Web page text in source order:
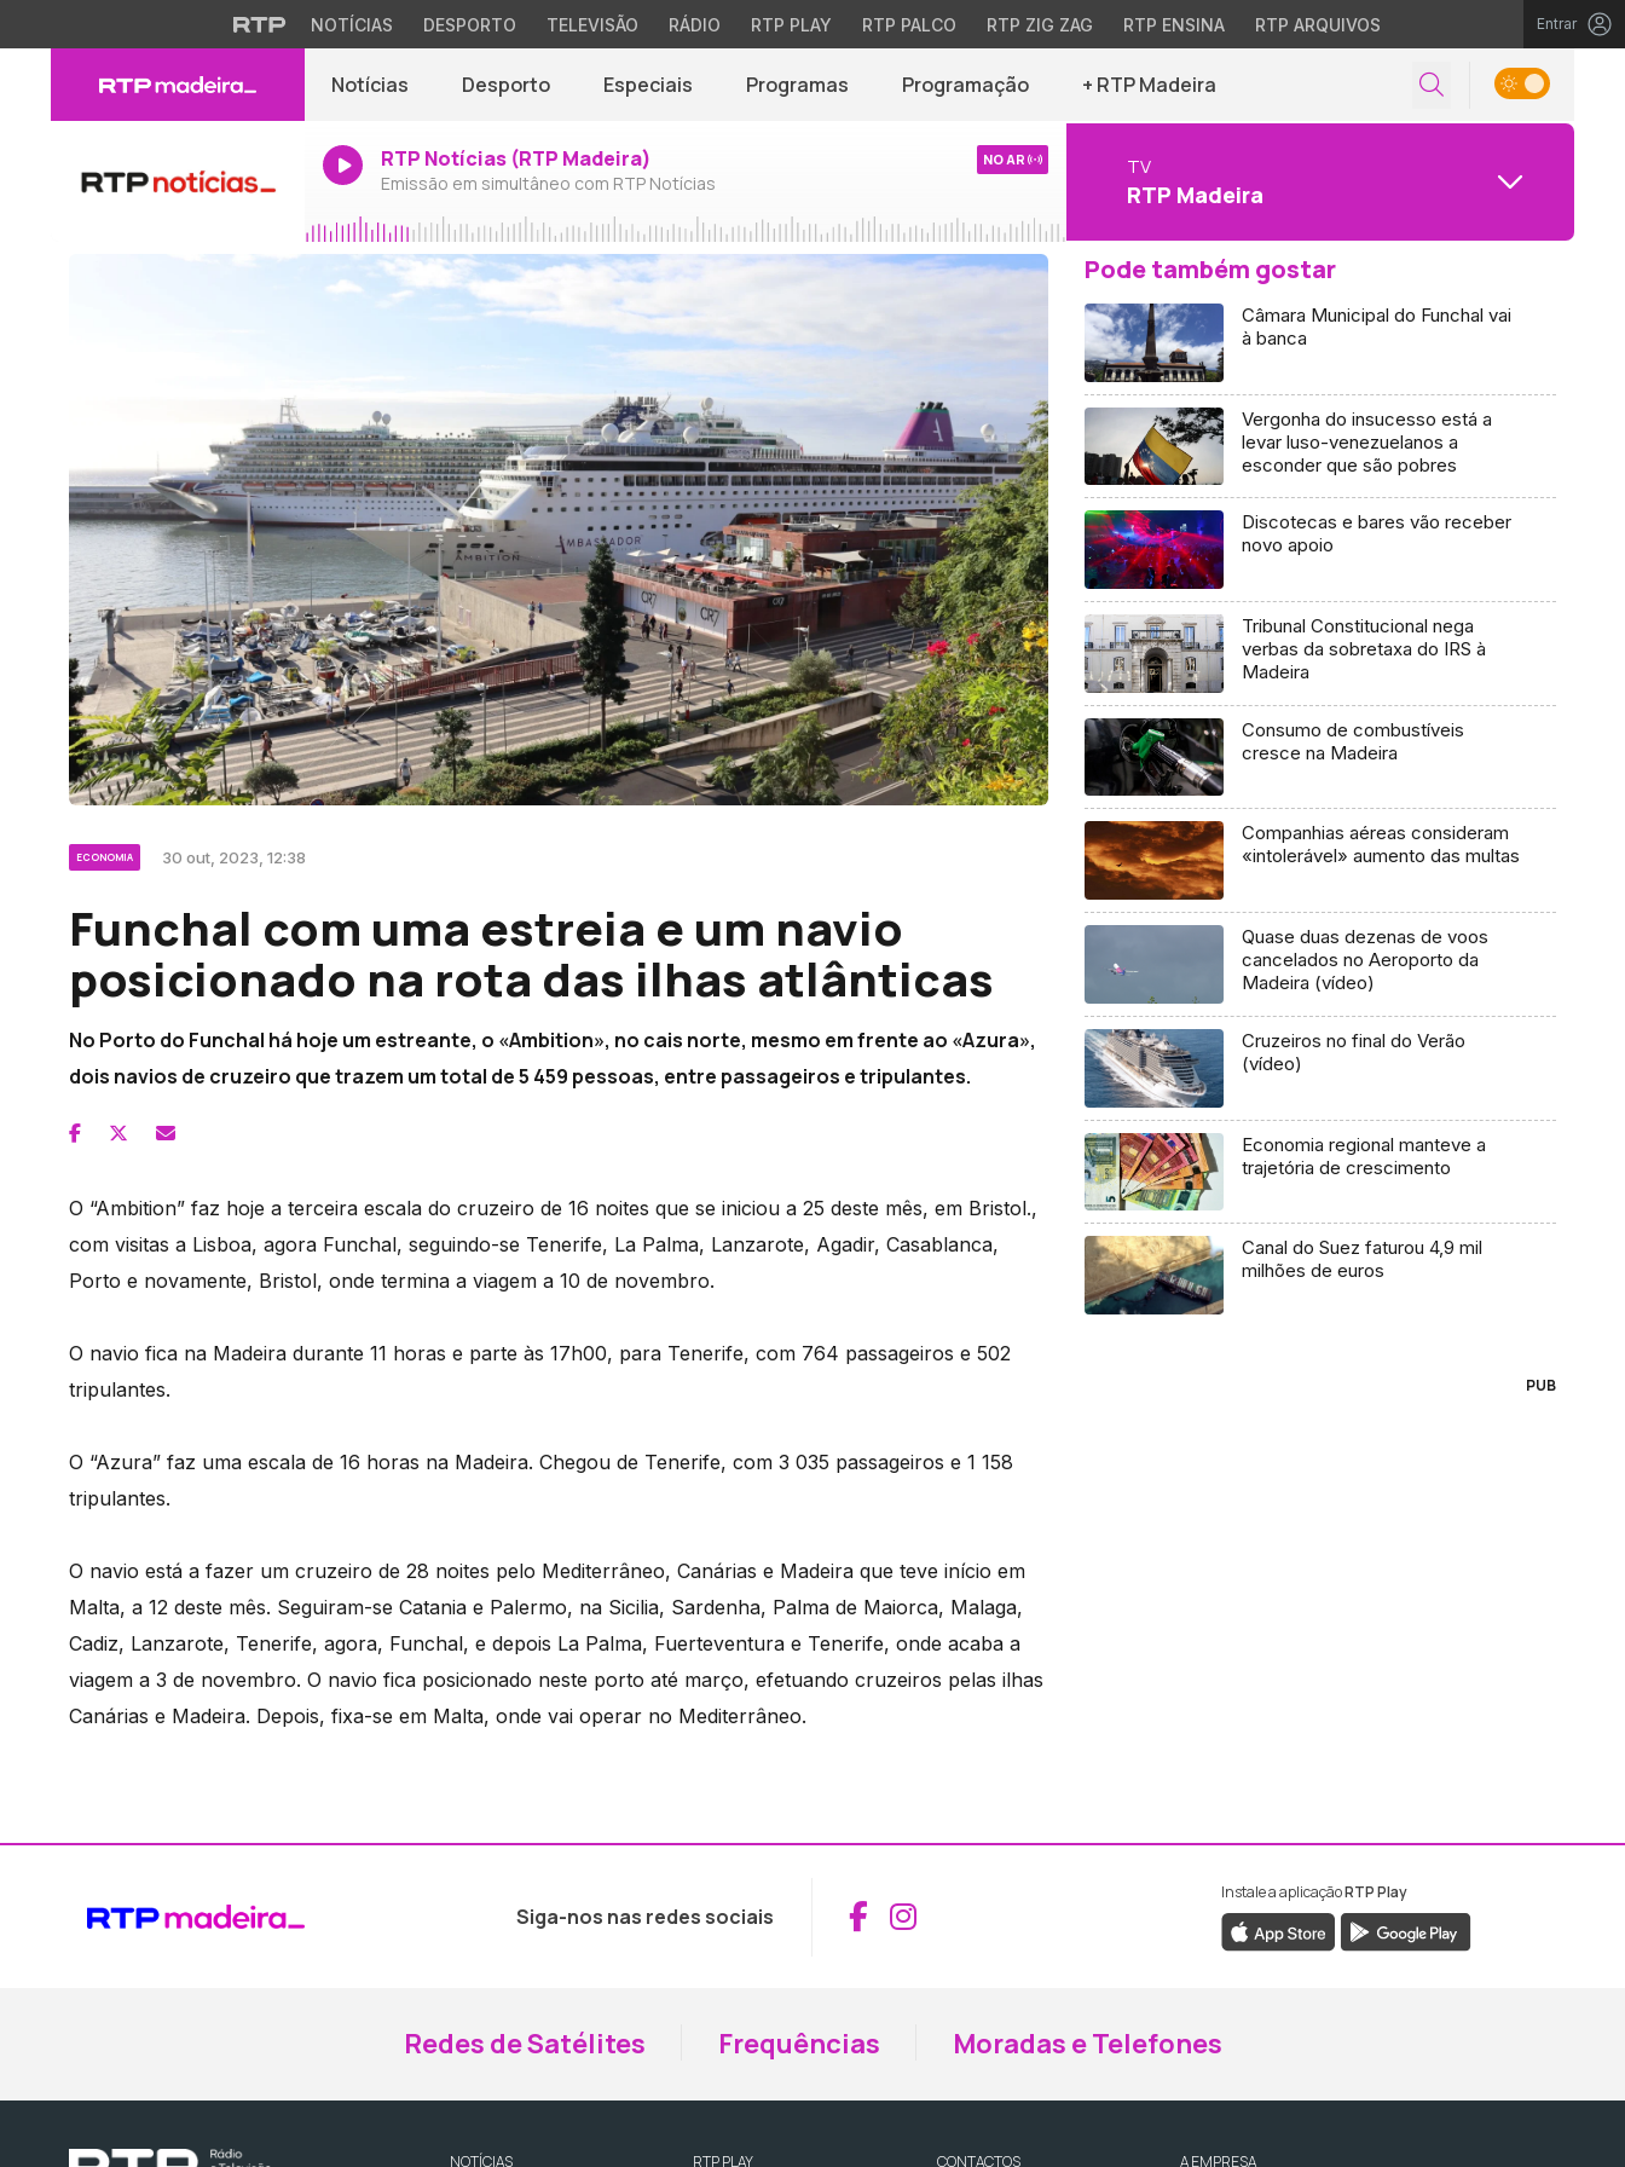
NOTÍCIAS DESPORTO TELEVISÃO RÁDIO RTP PLAY RTP PALCO RTP ZIG ZAG RTP ENSINA RTP ARQUIVOS Entrar
Notícias Desporto Especiais Programas Programação + RTP Madeira
RTP Notícias (RTP Madeira)
Emissão em simultâneo com RTP Notícias
NO AR TV
RTP Madeira
ECONOMIA 30 out, 2023, 12:38
Funchal com uma estreia e um navio
posicionado na rota das ilhas atlânticas
No Porto do Funchal há hoje um estreante, o «Ambition», no cais norte, mesmo em frente ao «Azura»,
dois navios de cruzeiro que trazem um total de 5 459 pessoas, entre passageiros e tripulantes.
O “Ambition” faz hoje a terceira escala do cruzeiro de 16 noites que se iniciou a 25 deste mês, em Bristol.,
com visitas a Lisboa, agora Funchal, seguindo-se Tenerife, La Palma, Lanzarote, Agadir, Casablanca,
Porto e novamente, Bristol, onde termina a viagem a 10 de novembro.
O navio fica na Madeira durante 11 horas e parte às 17h00, para Tenerife, com 764 passageiros e 502
tripulantes.
O “Azura” faz uma escala de 16 horas na Madeira. Chegou de Tenerife, com 3 035 passageiros e 1 158
tripulantes.
O navio está a fazer um cruzeiro de 28 noites pelo Mediterrâneo, Canárias e Madeira que teve início em
Malta, a 12 deste mês. Seguiram-se Catania e Palermo, na Sicilia, Sardenha, Palma de Maiorca, Malaga,
Cadiz, Lanzarote, Tenerife, agora, Funchal, e depois La Palma, Fuerteventura e Tenerife, onde acaba a
viagem a 3 de novembro. O navio fica posicionado neste porto até março, efetuando cruzeiros pelas ilhas
Canárias e Madeira. Depois, fixa-se em Malta, onde vai operar no Mediterrâneo.
Pode também gostar
Câmara Municipal do Funchal vai
à banca
Vergonha do insucesso está a
levar luso-venezuelanos a
esconder que são pobres
Discotecas e bares vão receber
novo apoio
Tribunal Constitucional nega
verbas da sobretaxa do IRS à
Madeira
Consumo de combustíveis
cresce na Madeira
Companhias aéreas consideram
«intolerável» aumento das multas
Quase duas dezenas de voos
cancelados no Aeroporto da
Madeira (vídeo)
Cruzeiros no final do Verão
(vídeo)
Economia regional manteve a
trajetória de crescimento
Canal do Suez faturou 4,9 mil
milhões de euros
PUB
Siga-nos nas redes sociais Aceder ao Facebook da RTP Madeira
Aceder ao Instagram da RTP Madeira
Instale a aplicaçãoRTP Play
Redes de Satélites Frequências Moradas e Telefones
NOTÍCIAS RTP PLAY CONTACTOS A EMPRESA